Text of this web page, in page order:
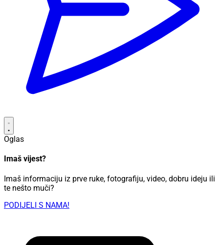
Oglas
Imaš vijest?
Imaš informaciju iz prve ruke, fotografiju, video, dobru ideju ili
te nešto muči?
PODIJELI S NAMA!